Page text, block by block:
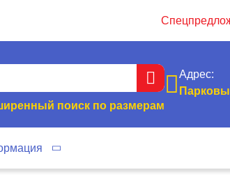
поиск по размерам
Адрес: